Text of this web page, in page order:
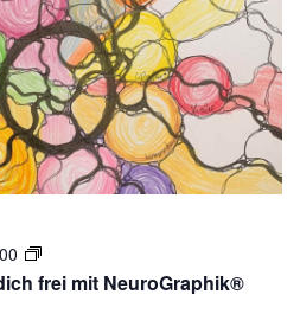
frei mit NeuroGraphik®